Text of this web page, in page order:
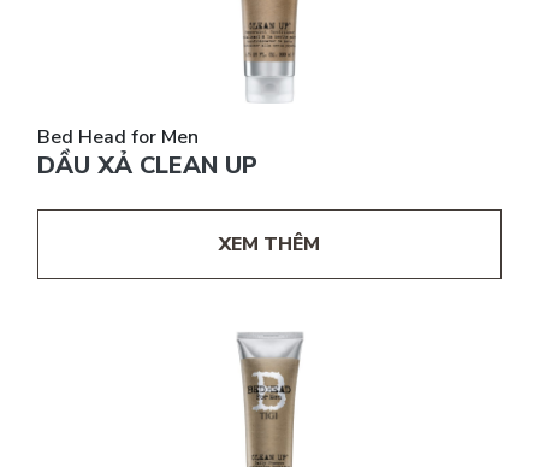
Bed Head for Men
DẦU XẢ CLEAN UP
XEM THÊM